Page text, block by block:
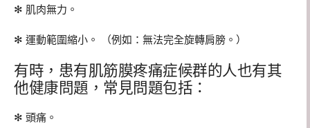
✻ 肌肉無力。
✻ 運動範圍縮小。 （例如：無法完全旋轉肩膀。）
有時，患有肌筋膜疼痛症候群的人也有其
他健康問題，常見問題包括：
✻ 頭痛。